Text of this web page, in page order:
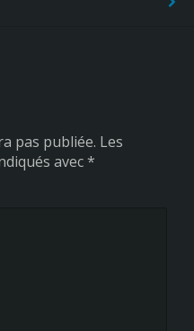
pas publiée. Les
avec*